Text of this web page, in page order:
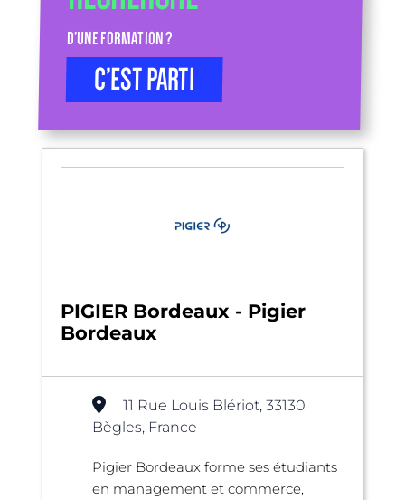
D’UNE FORMATION ?
C’EST PARTI
PIGIER Bordeaux - Pigier
Bordeaux
11 Rue Louis Blériot, 33130
Bègles, France
Pigier Bordeaux forme ses étudiants
en management et commerce,